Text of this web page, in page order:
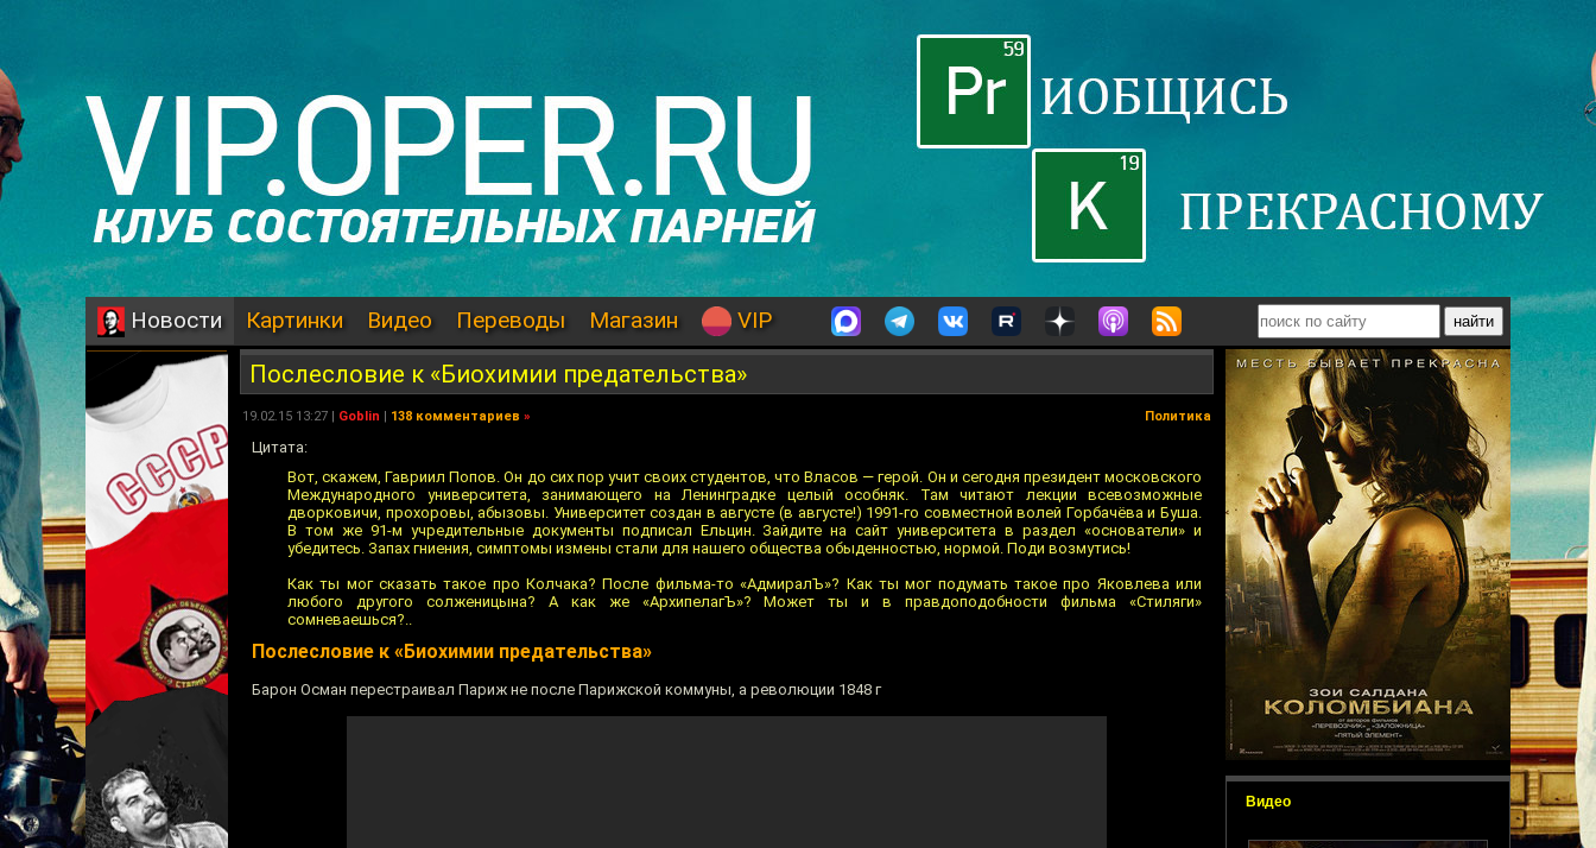
Новости Картинки Видео Переводы Магазин VIP
Видео
Послесловие к «Биохимии предательства»
19.02.15 13:27 | Goblin | 138 комментариев » Политика
Цитата:
Вот, скажем, Гавриил Попов. Он до сих пор учит своих студентов, что Власов — герой. Он и сегодня президент московского
Международного университета, занимающего на Ленинградке целый особняк. Там читают лекции всевозможные
дворковичи, прохоровы, абызовы. Университет создан в августе (в августе!) 1991-го совместной волей Горбачёва и Буша.
В том же 91-м учредительные документы подписал Ельцин. Зайдите на сайт университета в раздел «основатели» и
убедитесь. Запах гниения, симптомы измены стали для нашего общества обыденностью, нормой. Поди возмутись!
Как ты мог сказать такое про Колчака? После фильма-то «АдмиралЪ»? Как ты мог подумать такое про Яковлева или
любого другого солженицына? А как же «АрхипелагЪ»? Может ты и в правдоподобности фильма «Стиляги»
сомневаешься?..
Послесловие к «Биохимии предательства»
Барон Осман перестраивал Париж не после Парижской коммуны, а революции 1848 г